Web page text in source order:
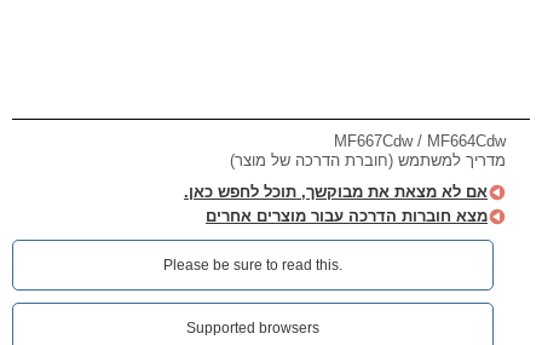
MF667Cdw / MF664Cdw
מדריך למשתמש (חוברת הדרכה של מוצר)
אם לא מצאת את מבוקשך, תוכל לחפש כאן.
מצא חוברות הדרכה עבור מוצרים אחרים
Please be sure to read this.‎
Supported browsers